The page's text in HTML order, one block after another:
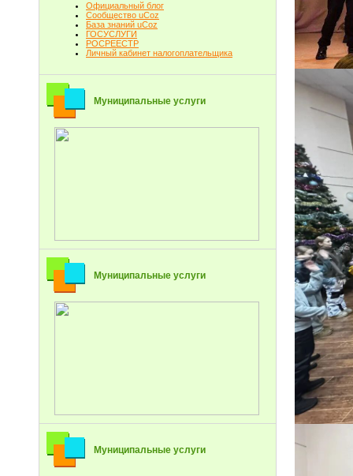
Официальный блог
Сообщество uCoz
База знаний uCoz
ГОСУСЛУГИ
РОСРЕЕСТР
Личный кабинет налогоплательщика
Муниципальные услуги
Муниципальные услуги
Муниципальные услуги